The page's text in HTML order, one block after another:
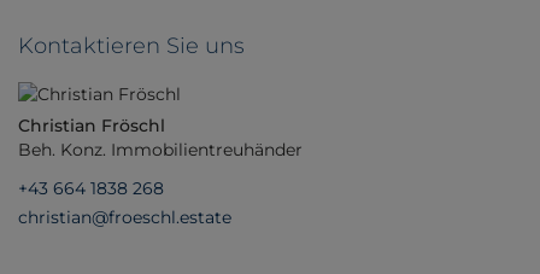
Kontaktieren Sie uns
Christian Fröschl
Beh. Konz. Immobilientreuhänder
+43 664 1838 268
christian@froeschl.estate